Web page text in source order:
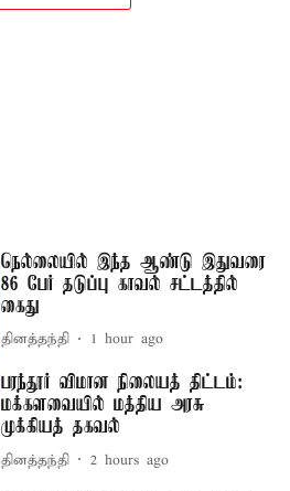
நெல்லையில் இந்த ஆண்டு இதுவரை
86 பேர் தடுப்பு காவல் சட்டத்தில்
கைது
தினத்தந்தி 1 hour ago
பரந்தூர் விமான நிலையத் திட்டம்:
மக்களவையில் மத்திய அரசு
முக்கியத் தகவல்
தினத்தந்தி 2 hours ago